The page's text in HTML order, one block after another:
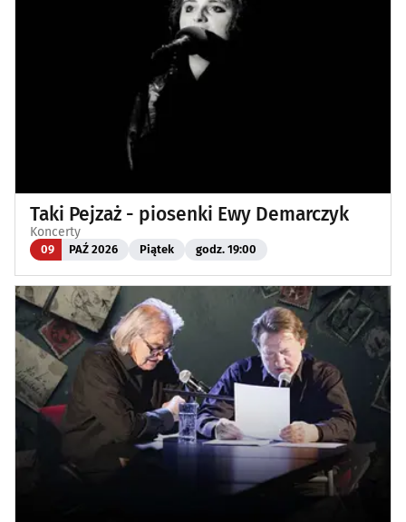
Taki Pejzaż - piosenki Ewy Demarczyk
Koncerty
09 PAŹ 2026 Piątek godz. 19:00